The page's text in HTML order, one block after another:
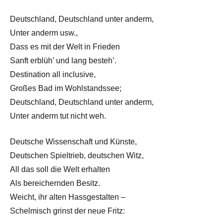
Deutschland, Deutschland unter anderm,
Unter anderm usw.,
Dass es mit der Welt in Frieden
Sanft erblüh’ und lang besteh’.
Destination all inclusive,
Großes Bad im Wohlstandssee;
Deutschland, Deutschland unter anderm,
Unter anderm tut nicht weh.
Deutsche Wissenschaft und Künste,
Deutschen Spieltrieb, deutschen Witz,
All das soll die Welt erhalten
Als bereichernden Besitz.
Weicht, ihr alten Hassgestalten –
Schelmisch grinst der neue Fritz: